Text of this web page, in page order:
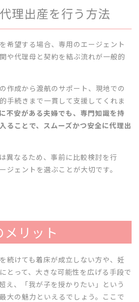
理出産を行う方法
希望する場合、専用のエージェント
や代理母と契約を結ぶ流れが一般的
作成から渡航のサポート、現地での
手続きまで一貫して支援してくれま
不安がある夫婦でも、専門知識を持
ることで、スムーズかつ安全に代理出
異なるため、事前に比較検討を行
ジェントを選ぶことが大切です。
リット
続けても着床が成立しない方や、妊
とって、大きな可能性を広げる手段で
え、「我が子を授かりたい」という
大の魅力といえるでしょう。ここで